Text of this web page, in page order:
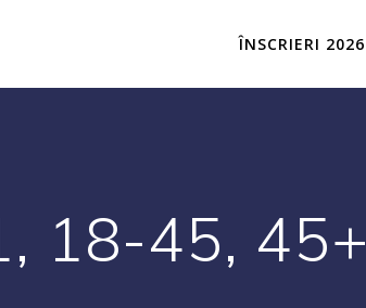
ÎNSCRIERI 2026
18-45, 45+